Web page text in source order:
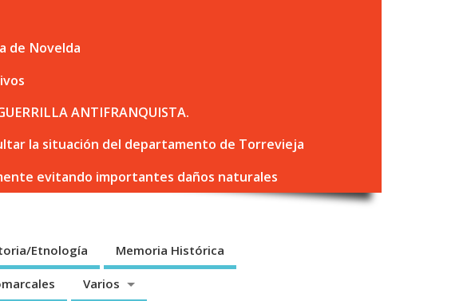
de Novelda
ANTIFRANQUISTA.
la situación del departamento de Torrevieja
evitando importantes daños naturales
Etnología Memoria Histórica
Varios